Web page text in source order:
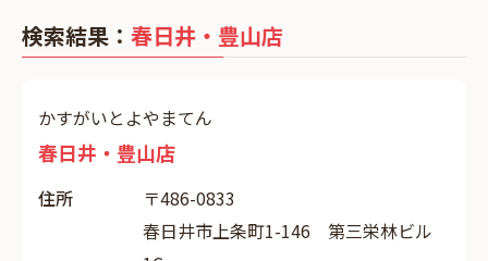
検索結果： 春日井・豊山店
かすがいとよやまてん
春日井・豊山店
住所
〒486-0833
春日井市上条町1-146 第三栄林ビル